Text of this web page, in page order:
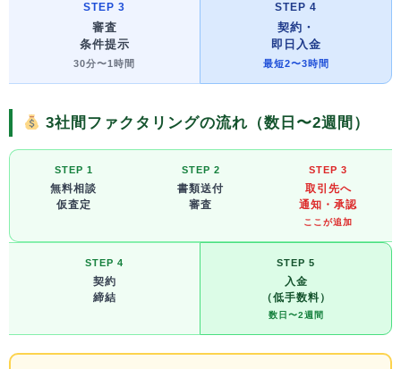
STEP 3
審査
条件提示
30分〜1時間
STEP 4
契約・
即日入金
最短2〜3時間
3社間ファクタリングの流れ（数日〜2週間）
STEP 1
無料相談
仮査定
STEP 2
書類送付
審査
STEP 3
取引先へ
通知・承認
ここが追加
STEP 4
契約
締結
STEP 5
入金
（低手数料）
数日〜2週間